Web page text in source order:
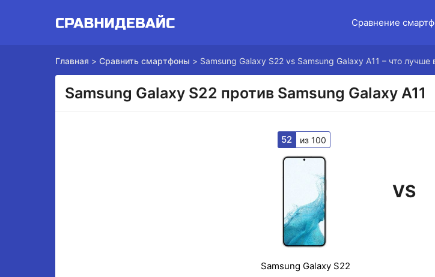
Сравнение
Главная > Сравнить смартфоны > Samsung Galaxy S22 vs Samsung Galaxy A11 – что лучше
Samsung Galaxy S22 против Samsung Galaxy A11
52 из 100
VS
Samsung Galaxy S22